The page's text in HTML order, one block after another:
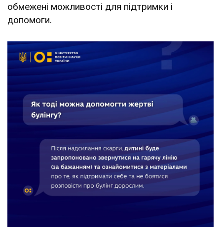
обмежені можливості для підтримки і
допомоги.